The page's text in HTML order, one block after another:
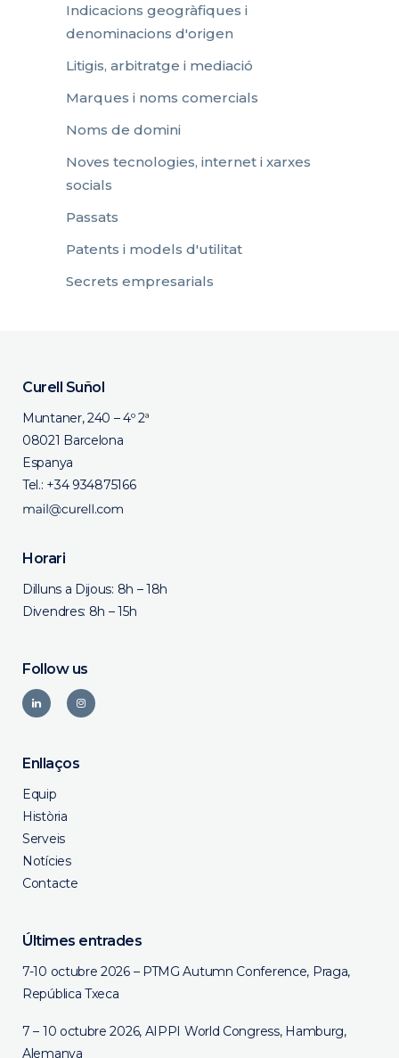
Indicacions geogràfiques i
denominacions d'origen
Litigis, arbitratge i mediació
Marques i noms comercials
Noms de domini
Noves tecnologies, internet i xarxes
socials
Passats
Patents i models d'utilitat
Secrets empresarials
Curell Suñol
Muntaner, 240 – 4º 2ª
08021 Barcelona
Espanya
Tel.: +34 934875166
Horari
Dilluns a Dijous: 8h – 18h
Divendres: 8h – 15h
Follow us
Enllaços
Equip
Història
Serveis
Notícies
Contacte
Últimes entrades
7-10 octubre 2026 – PTMG Autumn Conference, Praga,
República Txeca
7 – 10 octubre 2026, AIPPI World Congress, Hamburg,
Alemanya